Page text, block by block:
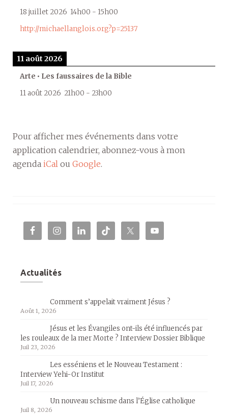
18 juillet 2026 14h00 - 15h00
http://michaellanglois.org?p=25137
11 août 2026
Arte • Les faussaires de la Bible
11 août 2026 21h00 - 23h00
Pour afficher mes événements dans votre
application calendrier, abonnez-vous à mon
agenda iCal ou Google.
Actualités
Comment s’appelait vraiment Jésus ?
Août 1, 2026
Jésus et les Évangiles ont-ils été influencés par
les rouleaux de la mer Morte ? Interview Dossier Biblique
Juil 23, 2026
Les esséniens et le Nouveau Testament :
Interview Yehi-Or Institut
Juil 17, 2026
Un nouveau schisme dans l’Église catholique
Juil 8, 2026